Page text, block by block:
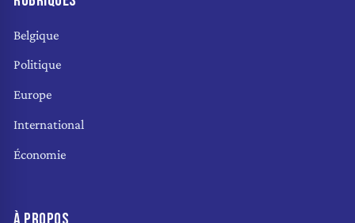
Belgique
Politique
Europe
International
Économie